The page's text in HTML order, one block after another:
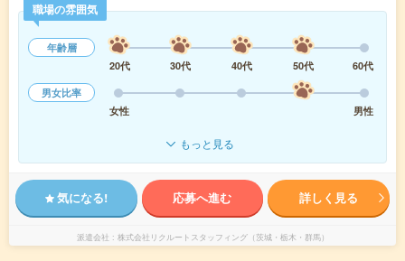
職場の雰囲気
年齢層
20代
30代 40代 50代
60代
男女比率
女性
男性
もっと見る
気になる! 応募へ進む 詳しく見る
派遣会社 株式会社リクルートスタッフィング（茨城・栃木・群馬）